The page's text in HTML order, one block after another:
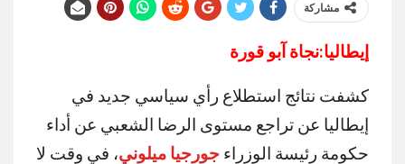
مشاركة
إيطاليا:نجاة آبو قورة
كشفت نتائج استطلاع رأي سياسي جديد في
إيطاليا عن تراجع مستوى الرضا الشعبي عن أداء
حكومة رئيسة الوزراء جورجيا ميلوني، في وقت لا